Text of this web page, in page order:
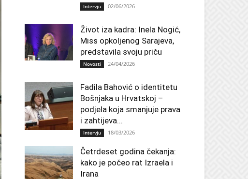
Intervju 02/06/2026
Život iza kadra: Inela Nogić,
Miss opkoljenog Sarajeva,
predstavila svoju priču
Novosti 24/04/2026
Fadila Bahović o identitetu
Bošnjaka u Hrvatskoj –
podjela koja smanjuje prava
i zahtijeva...
Intervju 18/03/2026
Četrdeset godina čekanja:
kako je počeo rat Izraela i
Irana